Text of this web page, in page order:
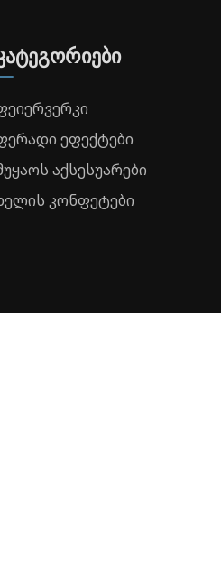
ეფექტები
აქსესუარები
კონფეტები